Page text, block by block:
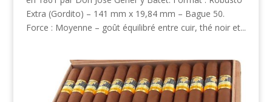
Extra (Gordito) – 141 mm x 19,84 mm – Bague 50.
Force : Moyenne – goût équilibré entre cuir, thé noir et...